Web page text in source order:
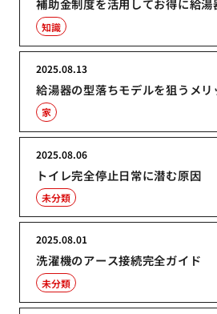
補助金制度を活用してお得に給湯
知識
給湯器の型落ちモデルを狙うメリ
2025.08.13
家
トイレ完全停止日常に潜む原因
2025.08.06
未分類
洗濯機のアース接続完全ガイド
2025.08.01
未分類